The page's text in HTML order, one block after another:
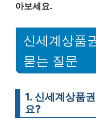
아보세요.
신세계상품
묻는 질문
1. 신세계상품
요?